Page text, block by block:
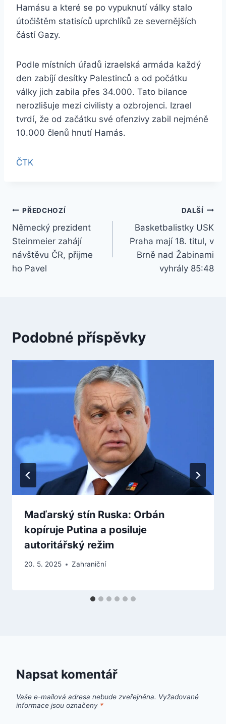
Hamásu a které se po vypuknutí války stalo
útočištěm statisíců uprchlíků ze severnějších
částí Gazy.
Podle místních úřadů izraelská armáda každý
den zabíjí desítky Palestinců a od počátku
války jich zabila přes 34.000. Tato bilance
nerozlišuje mezi civilisty a ozbrojenci. Izrael
tvrdí, že od začátku své ofenzivy zabil nejméně
10.000 členů hnutí Hamás.
ČTK
Navigace
pro
příspěvek
PŘEDCHOZÍ
Německý prezident
Steinmeier zahájí
návštěvu ČR, přijme
ho Pavel
DALŠÍ
Basketbalistky USK
Praha mají 18. titul, v
Brně nad Žabinami
vyhrály 85:48
Podobné příspěvky
Maďarský stín Ruska: Orbán
kopíruje Putina a posiluje
autoritářský režim
20. 5. 2025 Zahraniční
Napsat komentář
Vaše e-mailová adresa nebude zveřejněna. Vyžadované
informace jsou označeny *